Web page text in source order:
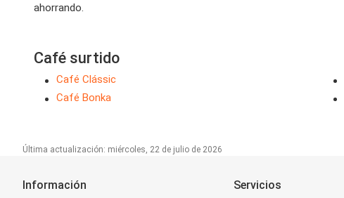
ahorrando.
Café surtido
Café Clássic
Café Bonka
Última actualización: miércoles, 22 de julio de 2026
Información Servicios